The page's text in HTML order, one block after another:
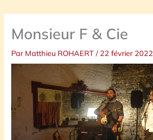
Monsieur F & Cie
Par Matthieu ROHAERT/ 22 février 2022